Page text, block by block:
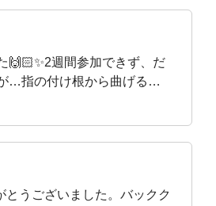
🙌🏻✨2週間参加できず、だ
…指の付け根から曲げるエ
いたので！付け根から土踏
うになったなぁーと感動し
ながらできていて、本当
かだけどパワフルなエネル
うございました。バックク